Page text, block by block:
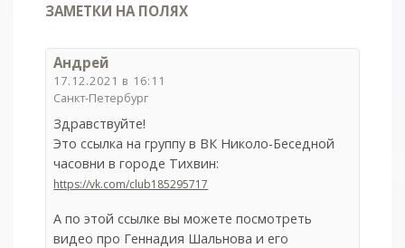
ЗАМЕТКИ НА ПОЛЯХ
Андрей
17.12.2021 в 16:11
Санкт-Петербург
Здравствуйте!
Это ссылка на группу в ВК Николо-Беседной
часовни в городе Тихвин:
https://vk.com/club185295717
А по этой ссылке вы можете посмотреть
видео про Геннадия Шальнова и его